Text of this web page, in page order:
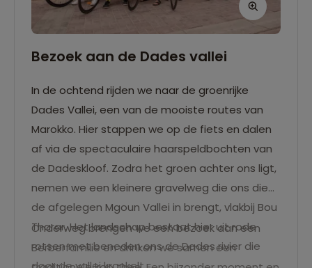
Bezoek aan de Dades vallei
In de ochtend rijden we naar de groenrijke
Dades Vallei, een van de mooiste routes van
Marokko. Hier stappen we op de fiets en dalen
af via de spectaculaire haarspeldbochten van
de Dadeskloof. Zodra het groen achter ons ligt,
nemen we een kleinere gravelweg die ons diep
de afgelegen Mgoun Vallei in brengt, vlakbij Bou
Tharar. Het landschap bestaat hier uit rode
rotsen met beneden ons de Dades rivier die
Onderweg brengen we een bezoek aan een
Berberfamilie en drinken we samen een